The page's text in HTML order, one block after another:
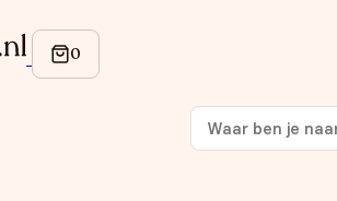
op je eerste aankoop!